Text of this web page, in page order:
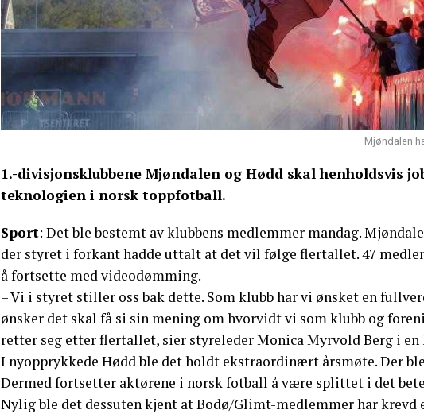
Mjøndalen
1.-divisjonsklubbene Mjøndalen og Hødd skal henholdsvis
teknologien i norsk toppfotball.
Sport: Det ble bestemt av klubbens medlemmer mandag.
der styret i forkant hadde uttalt at det vil følge flertallet. 47
å fortsette med videodømming.
– Vi i styret stiller oss bak dette. Som klubb har vi ønsket en
ønsker det skal få si sin mening om hvorvidt vi som klubb og
retter seg etter flertallet, sier styreleder Monica Myrvold Berg i en
I nyopprykkede Hødd ble det holdt ekstraordinært årsmøte. Der
Dermed fortsetter aktørene i norsk fotball å være splittet i det
Nylig ble det dessuten kjent at Bodø/Glimt-medlemmer har